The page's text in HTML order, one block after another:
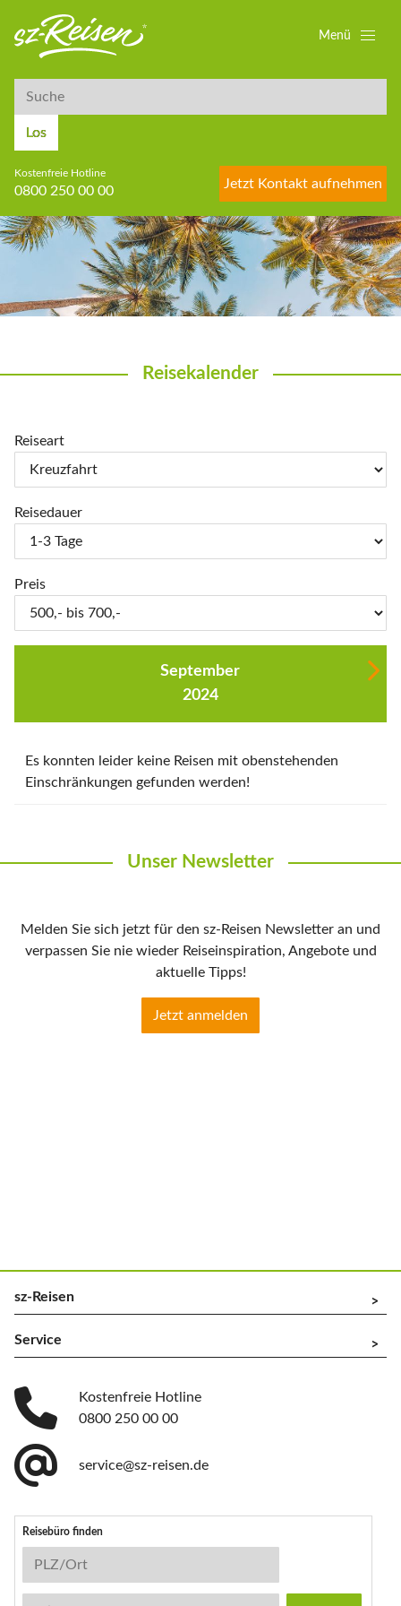
Suche
Los
Kostenfreie Hotline
0800 250 00 00
Jetzt Kontakt aufnehmen
Menü
Reisekalender
Reiseart
Reisedauer
Preis
September
2024
Es konnten leider keine Reisen mit obenstehenden
Einschränkungen gefunden werden!
Unser Newsletter
Melden Sie sich jetzt für den sz-Reisen Newsletter an und
verpassen Sie nie wieder Reiseinspiration, Angebote und
aktuelle Tipps!
Jetzt anmelden
sz-Reisen ^
Service ^
Kostenfreie Hotline
0800 250 00 00
service@sz-reisen.de
Reisebüro finden
Reisebüro-Suche
PLZ/Ort